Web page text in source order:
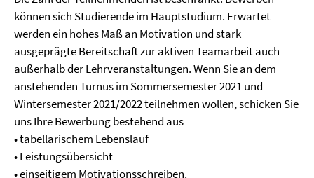
können sich Studierende im Hauptstudium. Erwartet
werden ein hohes Maß an Motivation und stark
ausgeprägte Bereitschaft zur aktiven Teamarbeit auch
außerhalb der Lehrveranstaltungen. Wenn Sie an dem
anstehenden Turnus im Sommersemester 2021 und
Wintersemester 2021/2022 teilnehmen wollen, schicken Sie
uns Ihre Bewerbung bestehend aus
• tabellarischem Lebenslauf
• Leistungsübersicht
• einseitigem Motivationsschreiben.